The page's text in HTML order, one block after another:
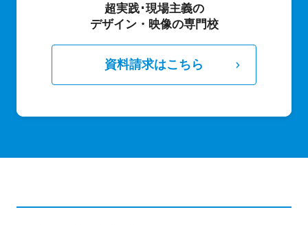
超実践･現場主義の
デザイン・映像の専門校
資料請求はこちら